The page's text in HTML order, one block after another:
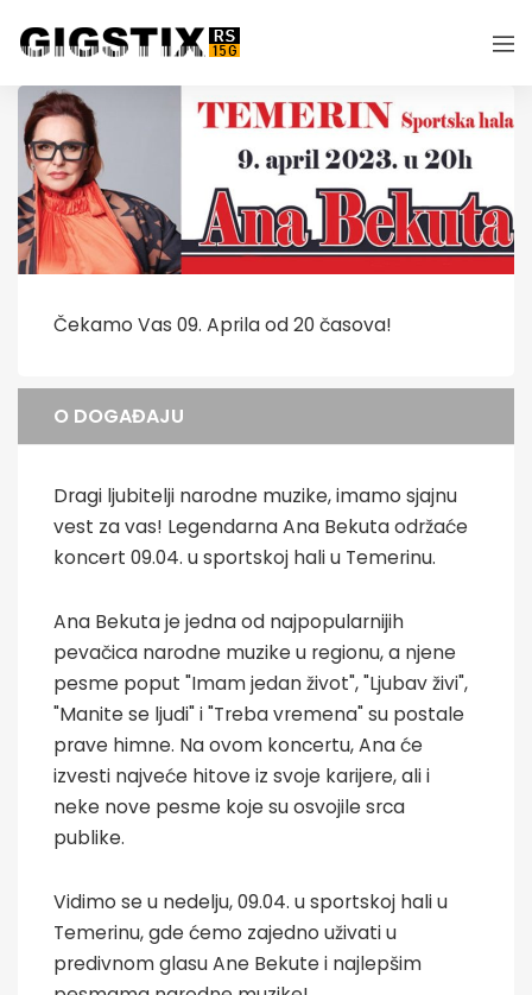
Čekamo Vas 09. Aprila od 20 časova!
O DOGAĐAJU
Dragi ljubitelji narodne muzike, imamo sjajnu
vest za vas! Legendarna Ana Bekuta održaće
koncert 09.04. u sportskoj hali u Temerinu.
Ana Bekuta je jedna od najpopularnijih
pevačica narodne muzike u regionu, a njene
pesme poput "Imam jedan život", "Ljubav živi",
"Manite se ljudi" i "Treba vremena" su postale
prave himne. Na ovom koncertu, Ana će
izvesti najveće hitove iz svoje karijere, ali i
neke nove pesme koje su osvojile srca
publike.
Vidimo se u nedelju, 09.04. u sportskoj hali u
Temerinu, gde ćemo zajedno uživati u
predivnom glasu Ane Bekute i najlepšim